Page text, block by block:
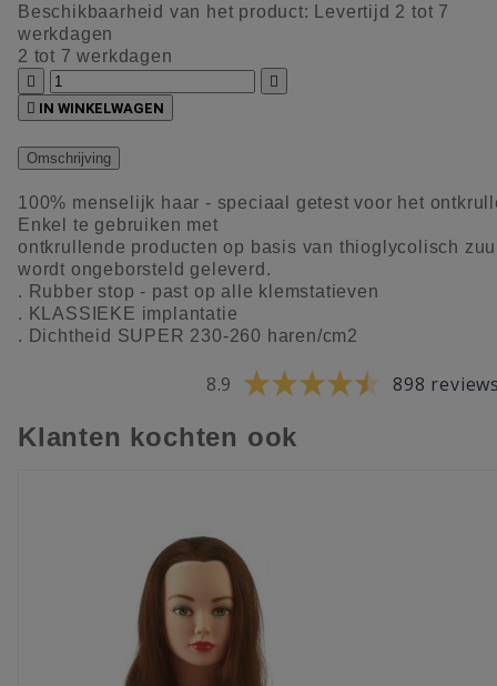
Beschikbaarheid van het product:
Levertijd 2 tot 7
werkdagen
2 tot 7 werkdagen


 IN WINKELWAGEN
Omschrijving
100% menselijk haar - speciaal getest voor het
Enkel te gebruiken met
ontkrullende producten op basis van thioglycolisch
wordt ongeborsteld geleverd.
. Rubber stop - past op alle klemstatieven
. KLASSIEKE implantatie
. Dichtheid SUPER 230-260 haren/cm2
8.9 898
Klanten kochten ook